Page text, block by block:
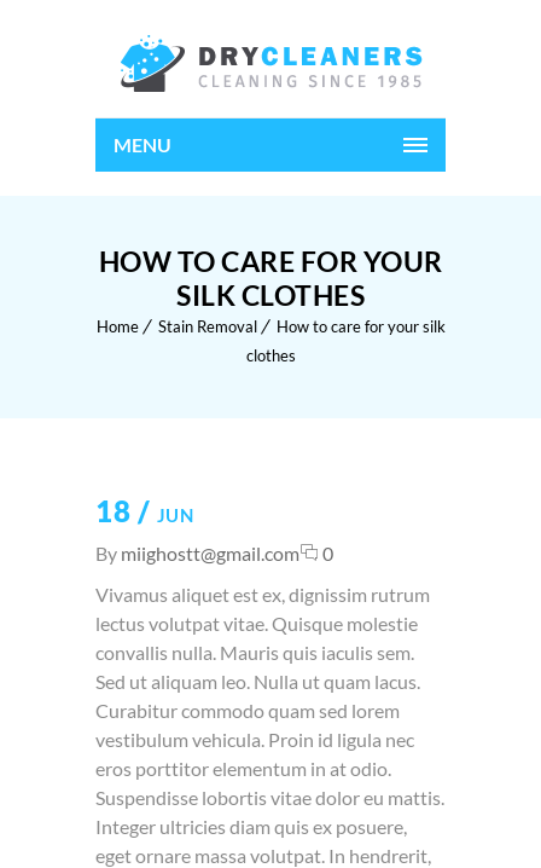
MENU
HOW TO CARE FOR YOUR
SILK CLOTHES
Home Stain Removal
How to care for your silk
clothes
18 / JUN
By miighostt@gmail.com
Vivamus aliquet est ex, dignissim rutrum
lectus volutpat vitae. Quisque molestie
convallis nulla. Mauris quis iaculis sem.
Sed ut aliquam leo. Nulla ut quam lacus.
Curabitur commodo quam sed lorem
vestibulum vehicula. Proin id ligula nec
eros porttitor elementum in at odio.
Suspendisse lobortis vitae dolor eu mattis.
Integer ultricies diam quis ex posuere,
eget ornare massa volutpat. In hendrerit,
0